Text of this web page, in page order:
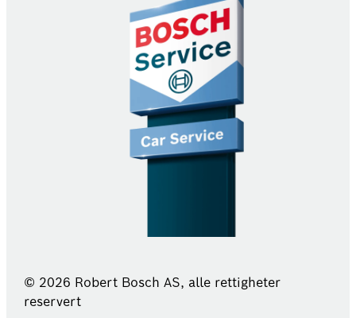
© 2026 Robert Bosch AS, alle rettigheter
reservert